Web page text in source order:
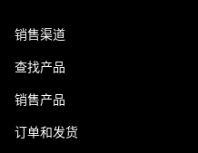
销售渠道
查找产品
销售产品
订单和发货